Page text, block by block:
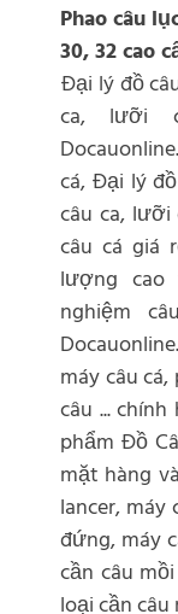
Phao câu
30, 32 cao
Đại lý đồ
ca, lưỡi
cá, Đại lý
câu ca, lưỡi
câu cá giá
lượng
nghiệm
máy câu
câu ...
phẩm Đồ
mặt hàng
lancer, máy
đứng, máy
cần câu
loại cần